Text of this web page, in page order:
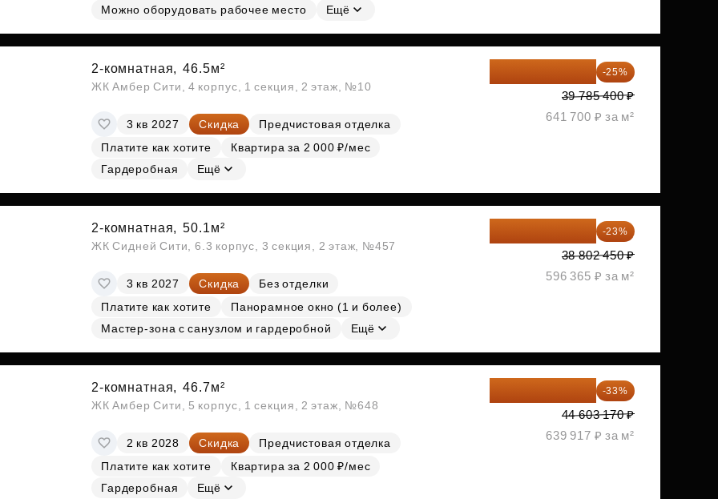
Можно оборудовать рабочее место
Ещё
2-комнатная, 46.5м²
ЖК Амбер Сити, 4 корпус, 1 секция, 2 этаж, №10
3 кв 2027 Скидка
Предчистовая отделка
Платите как хотите
Квартира за 2 000 ₽/мес
Гардеробная
Ещё
-25%
39 785 400 ₽
641 700 ₽ за м²
2-комнатная, 50.1м²
ЖК Сидней Сити, 6.3 корпус, 3 секция, 2 этаж, №457
3 кв 2027 Скидка
Без отделки
Платите как хотите
Панорамное окно (1 и более)
Мастер-зона с санузлом и гардеробной
Ещё
-23%
38 802 450 ₽
596 365 ₽ за м²
2-комнатная, 46.7м²
ЖК Амбер Сити, 5 корпус, 1 секция, 2 этаж, №648
2 кв 2028 Скидка
Предчистовая отделка
Платите как хотите
Квартира за 2 000 ₽/мес
Гардеробная
Ещё
-33%
44 603 170 ₽
639 917 ₽ за м²